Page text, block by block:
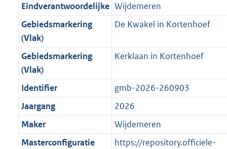
f
o
m
a
a
t
b
n
f
r
m
a
a
b
i
n
o
r
m
a
t
b
e
i
f
o
r
m
a
t
5
o
o
t
:
3
K
b
r
o
t
e
:
K
b
Eindverantwoordelijke Wijdemeren
Gebiedsmarkering
(Vlak)
De Kwakel in Kortenhoef
Gebiedsmarkering
(Vlak)
Kerklaan in Kortenhoef
Identifier
gmb-2026-260903
Jaargang
2026
Maker
Wijdemeren
Masterconfiguratie
https://repository.officiele-